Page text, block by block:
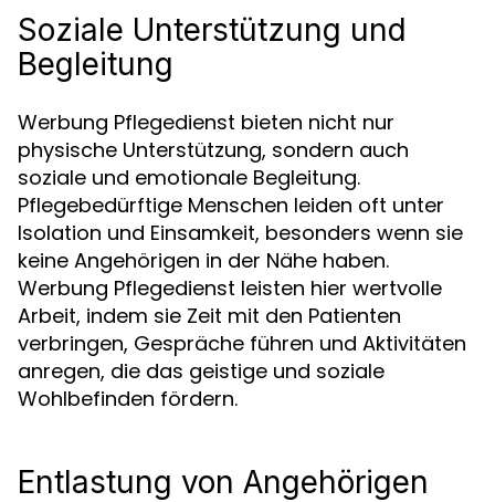
Soziale Unterstützung und
Begleitung
Werbung Pflegedienst bieten nicht nur
physische Unterstützung, sondern auch
soziale und emotionale Begleitung.
Pflegebedürftige Menschen leiden oft unter
Isolation und Einsamkeit, besonders wenn sie
keine Angehörigen in der Nähe haben.
Werbung Pflegedienst leisten hier wertvolle
Arbeit, indem sie Zeit mit den Patienten
verbringen, Gespräche führen und Aktivitäten
anregen, die das geistige und soziale
Wohlbefinden fördern.
Entlastung von Angehörigen